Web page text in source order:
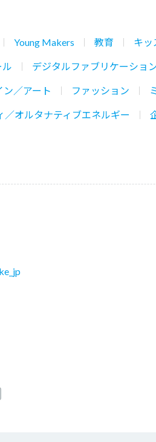
Young Makers 教育 キッ
デジタルファブリケーショ
ン／アート ファッション
／オルタナティブエネルギー